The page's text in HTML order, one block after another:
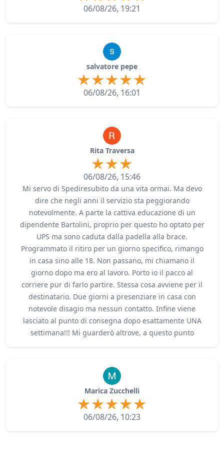
06/08/26, 19:21
salvatore pepe
06/08/26, 16:01
Rita Traversa
06/08/26, 15:46
Mi servo di Spediresubito da una vita ormai. Ma devo
dire che negli anni il servizio sta peggiorando
notevolmente. A parte la cattiva educazione di un
dipendente Bartolini, proprio per questo ho optato per
UPS ma sono caduta dalla padella alla brace.
Programmato il ritiro per un giorno specifico, rimango
in casa sino alle 18. Non passano, mi chiamano il
giorno dopo ma ero al lavoro. Porto io il pacco al
corriere pur di farlo partire. Stessa cosa avviene per il
destinatario. Due giorni a presenziare in casa con
notevole disagio ma nessun contatto. Infine viene
lasciato al punto di consegna dopo esattamente UNA
settimana!!! Mi guarderò altrove, a questo punto
Marica Zucchelli
06/08/26, 10:23